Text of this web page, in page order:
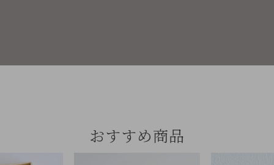
おすすめ商品